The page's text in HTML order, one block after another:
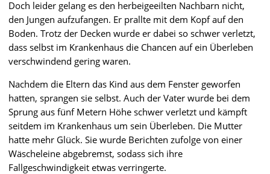
Doch leider gelang es den herbeigeeilten Nachbarn nicht,
den Jungen aufzufangen. Er prallte mit dem Kopf auf den
Boden. Trotz der Decken wurde er dabei so schwer verletzt,
dass selbst im Krankenhaus die Chancen auf ein Überleben
verschwindend gering waren.
Nachdem die Eltern das Kind aus dem Fenster geworfen
hatten, sprangen sie selbst. Auch der Vater wurde bei dem
Sprung aus fünf Metern Höhe schwer verletzt und kämpft
seitdem im Krankenhaus um sein Überleben. Die Mutter
hatte mehr Glück. Sie wurde Berichten zufolge von einer
Wäscheleine abgebremst, sodass sich ihre
Fallgeschwindigkeit etwas verringerte.